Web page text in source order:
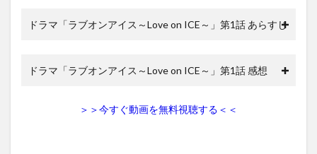
ドラマ「ラブオンアイス～Love on ICE～」第1話 あらすじ
ドラマ「ラブオンアイス～Love on ICE～」第1話 感想
＞＞今すぐ動画を無料視聴する＜＜